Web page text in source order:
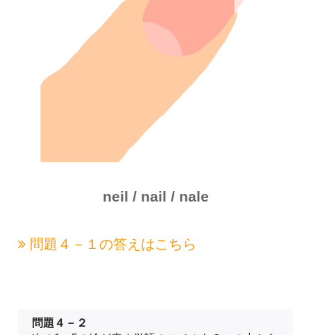
neil / nail / nale
問題４－１の答えはこちら
問題４－２